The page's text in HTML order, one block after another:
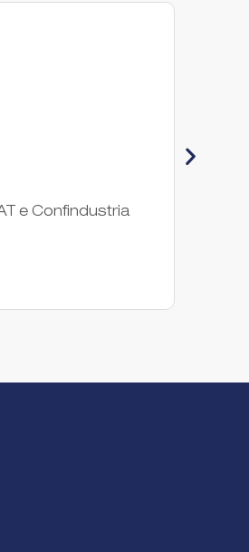
e Confindustria